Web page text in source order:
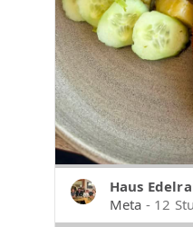
Haus
Meta - 12